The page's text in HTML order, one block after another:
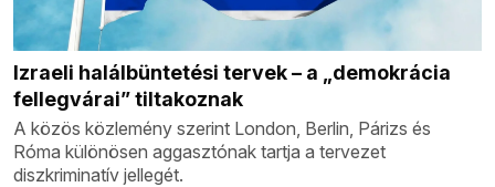
Izraeli halálbüntetési tervek – a „demokrácia
fellegvárai” tiltakoznak
A közös közlemény szerint London, Berlin, Párizs és
Róma különösen aggasztónak tartja a tervezet
diszkriminatív jellegét.